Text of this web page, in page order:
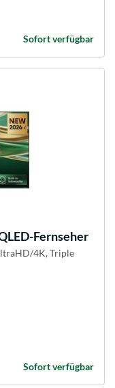
Sofort verfügbar
Fernseher
4K, Triple
Sofort verfügbar